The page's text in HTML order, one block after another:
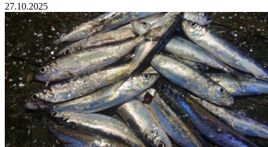
27.10.2025